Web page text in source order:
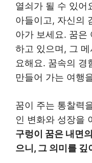
열쇠가 될 수 있어
아들이고, 자신의
아가 보세요. 꿈은
하고 있으며, 그
요해요. 꿈속의 경
만들어 가는 여행
꿈이 주는 통찰력
인 변화와 성장을
구렁이 꿈은 내면
으니, 그 의미를 깊